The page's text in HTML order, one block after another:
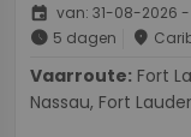
event van: 31-08-2026
schedule 5 dagen place
Vaarroute:
Nassau, Fort